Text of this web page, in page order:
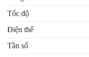
Tốc độ
Điện thế
Tần số